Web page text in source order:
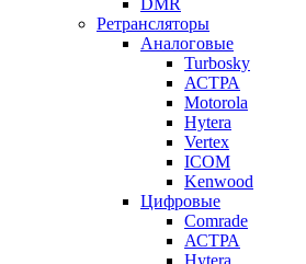
DMR
Ретрансляторы
Аналоговые
Turbosky
АСТРА
Motorola
Hytera
Vertex
ICOM
Kenwood
Цифровые
Comrade
АСТРА
Hytera